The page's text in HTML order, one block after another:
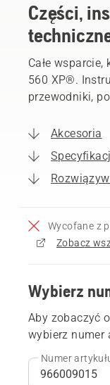
Części,
Całe
560 XP®.
przewodniki,
Akcesoria
Wycofane z
Wybierz
Aby zobaczyć
wybierz numer
Numer